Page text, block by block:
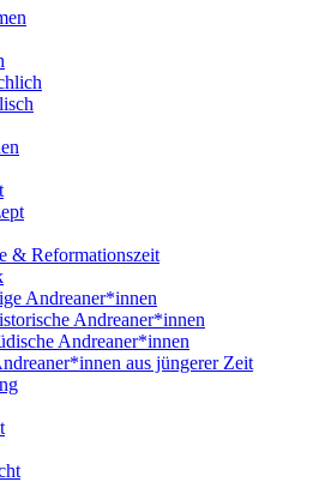
& Reformationszeit
Andreaner*innen
Andreaner*innen
Andreaner*innen
aus jüngerer Zeit